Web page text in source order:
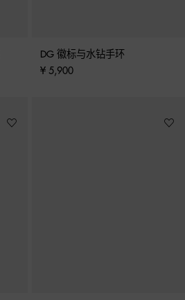
DG 徽标与水钻手环
¥ 5,900